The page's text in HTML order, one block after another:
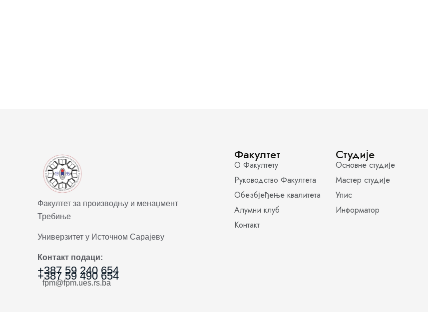
Факултет за производњу и менаџмент
Требиње
Универзитет у Источном Сарајеву
Контакт подаци:
+387 59 240 654
+387 59 490 654
fpm@fpm.ues.rs.ba
Факултет
О Факултету
Руководство Факултета
Обезбјеђење квалитета
Алумни клуб
Контакт
Студије
Основне студије
Мастер студије
Упис
Информатор